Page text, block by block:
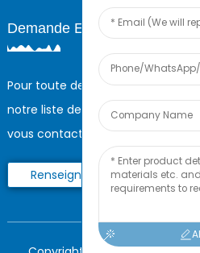
Demande En Ligne
Pour toute demande de
notre liste de prix, veuillez nous
vous contacterons dans les 24
Renseignez-Vous Maintenant